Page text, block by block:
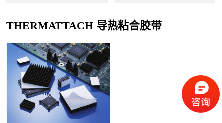
THERMATTACH 导热粘合胶带